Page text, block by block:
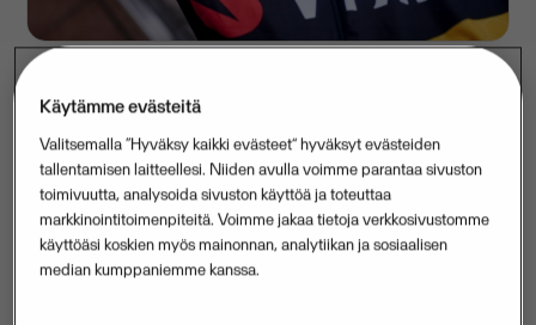
Ohjelmistoyhtiö Visman sponsorointiyhteistyö
Team Jumbo-Visma -pyöräilyjoukkueen kanssa
laajenee. Team Jumbo-Visma perustaa
maailmanluokan naisten pyöräilyjoukkueen, joka
kilpailee myös samalla nimellä.
Käytämme evästeitä
Valitsemalla “Hyväksy kaikki evästeet” hyväksyt evästeiden
tallentamisen laitteellesi. Niiden avulla voimme parantaa sivuston
toimivuutta, analysoida sivuston käyttöä ja toteuttaa
markkinointitoimenpiteitä. Voimme jakaa tietoja verkkosivustomme
käyttöäsi koskien myös mainonnan, analytiikan ja sosiaalisen
median kumppaniemme kanssa.